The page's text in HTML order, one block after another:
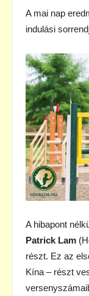
A mai nap
indulási
A hibapont
Patrick Lam
részt. Ez az
Kína – részt